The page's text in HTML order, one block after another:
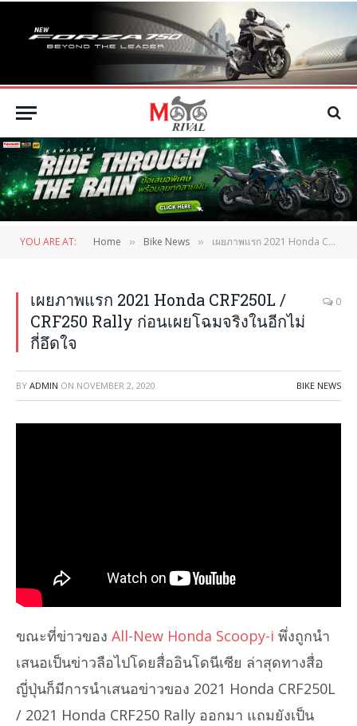
YOU ARE AT: Home » Bike News » เผยภาพแรก 2021 Honda CRF250L / CRF250 Rally ก่อนเผยโฉมจริงในอีกไม่กี่อึดใจ
เผยภาพแรก 2021 Honda CRF250L /
CRF250 Rally ก่อนเผยโฉมจริงในอีกไม่
กี่อึดใจ
0
BY ADMIN ON NOVEMBER 2, 2020 BIKE NEWS
ขณะที่ข่าวของ All-New Honda Scoopy-i พึ่งถูกนำ
เสนอเป็นข่าวลือไปโดยสื่ออินโดนีเซีย ล่าสุดทางสื่อ
ญี่ปุ่นก็มีการนำเสนอข่าวของ 2021 Honda CRF250L
/ 2021 Honda CRF250 Rally ออกมา แถมยังเป็น